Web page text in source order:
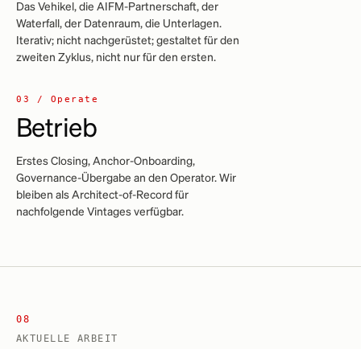
Das Vehikel, die AIFM-Partnerschaft, der
Waterfall, der Datenraum, die Unterlagen.
Iterativ; nicht nachgerüstet; gestaltet für den
zweiten Zyklus, nicht nur für den ersten.
03 / Operate
Betrieb
Erstes Closing, Anchor-Onboarding,
Governance-Übergabe an den Operator. Wir
bleiben als Architect-of-Record für
nachfolgende Vintages verfügbar.
08
AKTUELLE ARBEIT